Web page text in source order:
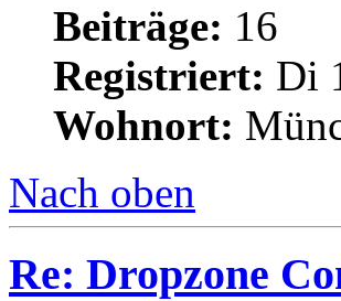
Beiträge: 16
Registriert: Di
Wohnort:
Nach oben
Re: Dropzone